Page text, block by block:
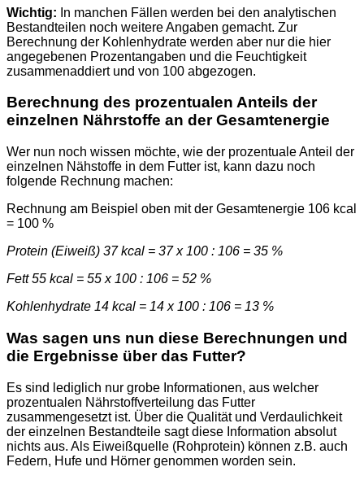
Wichtig: In manchen Fällen werden bei den analytischen
Bestandteilen noch weitere Angaben gemacht. Zur
Berechnung der Kohlenhydrate werden aber nur die hier
angegebenen Prozentangaben und die Feuchtigkeit
zusammenaddiert und von 100 abgezogen.
Berechnung des prozentualen Anteils der
einzelnen Nährstoffe an der Gesamtenergie
Wer nun noch wissen möchte, wie der prozentuale Anteil der
einzelnen Nähstoffe in dem Futter ist, kann dazu noch
folgende Rechnung machen:
Rechnung am Beispiel oben mit der Gesamtenergie 106 kcal
= 100 %
Protein (Eiweiß) 37 kcal = 37 x 100 : 106 = 35 %
Fett 55 kcal = 55 x 100 : 106 = 52 %
Kohlenhydrate 14 kcal = 14 x 100 : 106 = 13 %
Was sagen uns nun diese Berechnungen und
die Ergebnisse über das Futter?
Es sind lediglich nur grobe Informationen, aus welcher
prozentualen Nährstoffverteilung das Futter
zusammengesetzt ist. Über die Qualität und Verdaulichkeit
der einzelnen Bestandteile sagt diese Information absolut
nichts aus. Als Eiweißquelle (Rohprotein) können z.B. auch
Federn, Hufe und Hörner genommen worden sein.